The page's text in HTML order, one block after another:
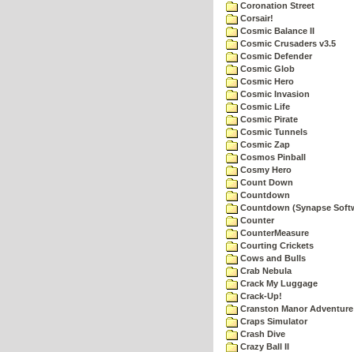
Coronation Street
Corsair!
Cosmic Balance II
Cosmic Crusaders v3.5
Cosmic Defender
Cosmic Glob
Cosmic Hero
Cosmic Invasion
Cosmic Life
Cosmic Pirate
Cosmic Tunnels
Cosmic Zap
Cosmos Pinball
Cosmy Hero
Count Down
Countdown
Countdown (Synapse
Counter
CounterMeasure
Courting Crickets
Cows and Bulls
Crab Nebula
Crack My Luggage
Crack-Up!
Cranston Manor Adventure
Craps Simulator
Crash Dive
Crazy Ball II